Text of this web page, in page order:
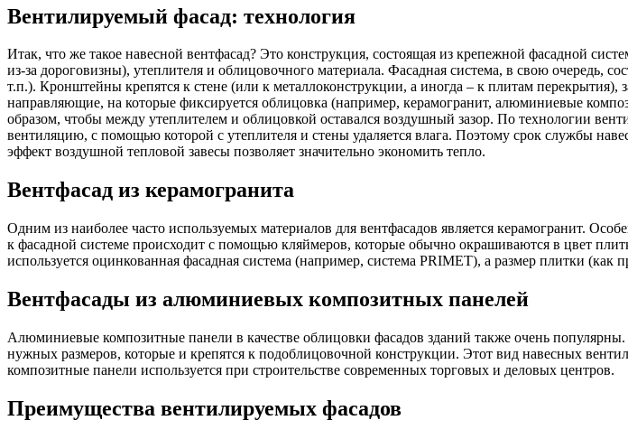
Вентилируемый фасад: технология
Итак, что же такое навесной вентфасад? Это конструкция, состоящая из крепежной фасадной
из-за дороговизны), утеплителя и облицовочного материала. Фасадная система, в свою
т.п.). Кронштейны крепятся к стене (или к металлоконструкции, а иногда – к плитам перекрытия),
направляющие, на которые фиксируется облицовка (например, керамогранит, алюминиевые
образом, чтобы между утеплителем и облицовкой оставался воздушный зазор. По технологии
вентиляцию, с помощью которой с утеплителя и стены удаляется влага. Поэтому срок службы
эффект воздушной тепловой завесы позволяет значительно экономить тепло.
Вентфасад из керамогранита
Одним из наиболее часто используемых материалов для вентфасадов является керамогранит.
к фасадной системе происходит с помощью кляймеров, которые обычно окрашиваются в цвет
используется оцинкованная фасадная система (например, система PRIMET), а размер плитки (как
Вентфасады из алюминиевых композитных панелей
Алюминиевые композитные панели в качестве облицовки фасадов зданий также очень
нужных размеров, которые и крепятся к подоблицовочной конструкции. Этот вид навесных
композитные панели используется при строительстве современных торговых и деловых центров.
Преимущества вентилируемых фасадов